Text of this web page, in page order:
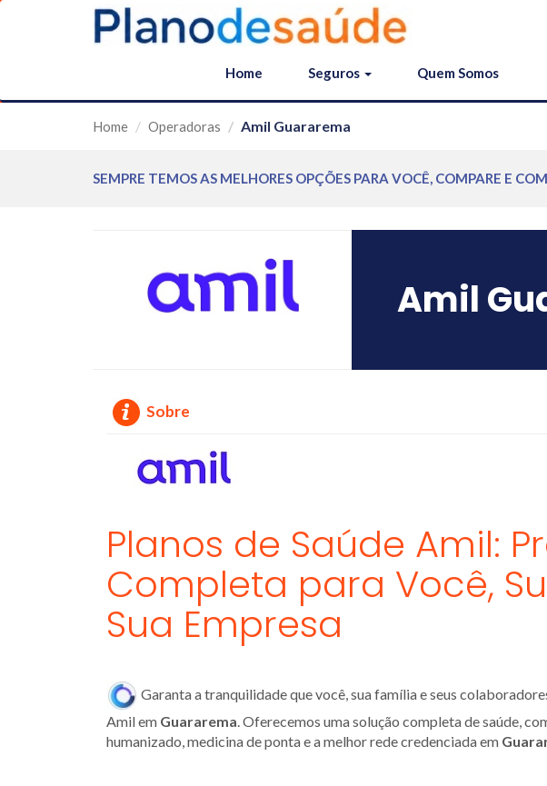
Home Seguros Quem Somos
Home Operadoras Amil Guararema
SEMPRE TEMOS AS MELHORES OPÇÕES PARA VOCÊ, COMPARE E
Amil
Sobre
Planos de Saúde Amil:
Completa para Você,
Sua Empresa
Garanta a tranquilidade que você, sua família e seus
Amil em Guararema. Oferecemos uma solução completa de saúde,
humanizado, medicina de ponta e a melhor rede credenciada em